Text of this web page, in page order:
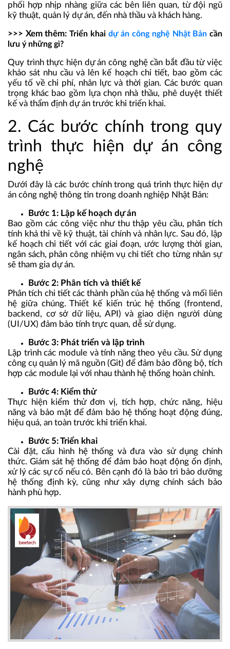
phối hợp nhịp nhàng giữa các bên liên quan, từ đội ngũ
kỹ thuật, quản lý dự án, đến nhà thầu và khách hàng.
>>> Xem thêm:Triển khai dự án công nghệ Nhật Bản cần
lưu ý những gì?
Quy trình thực hiện dự án công nghệ cần bắt đầu từ việc
khảo sát nhu cầu và lên kế hoạch chi tiết, bao gồm các
yếu tố về chi phí, nhân lực và thời gian. Các bước quan
trọng khác bao gồm lựa chọn nhà thầu, phê duyệt thiết
kế và thẩm định dự án trước khi triển khai​.
2. Các bước chính trong quy
trình thực hiện dự án công
nghệ
Dưới đây là các bước chính trong quá trình thực hiện dự
án công nghệ thông tin trong doanh nghiệp Nhật Bản:
Bước 1: Lập kế hoạch dự án
Bao gồm các công việc như thu thập yêu cầu, phân tích
tính khả thi về kỹ thuật, tài chính và nhân lực. Sau đó, lập
kế hoạch chi tiết với các giai đoạn, ước lượng thời gian,
ngân sách, phân công nhiệm vụ chi tiết cho từng nhân sự
sẽ tham gia dự án.
Bước 2: Phân tích và thiết kế
Phân tích chi tiết các thành phần của hệ thống và mối liên
hệ giữa chúng. Thiết kế kiến trúc hệ thống (frontend,
backend, cơ sở dữ liệu, API) và giao diện người dùng
(UI/UX) đảm bảo tính trực quan, dễ sử dụng.
Bước 3: Phát triển và lập trình
Lập trình các module và tính năng theo yêu cầu. Sử dụng
công cụ quản lý mã nguồn (Git) để đảm bảo đồng bộ, tích
hợp các module lại với nhau thành hệ thống hoàn chỉnh.
Bước 4: Kiểm thử
Thực hiện kiểm thử đơn vị, tích hợp, chức năng, hiệu
năng và bảo mật để đảm bảo hệ thống hoạt động đúng,
hiệu quả, an toàn trước khi triển khai.
Bước 5: Triển khai
Cài đặt, cấu hình hệ thống và đưa vào sử dụng chính
thức. Giám sát hệ thống để đảm bảo hoạt động ổn định,
xử lý các sự cố nếu có. Bên cạnh đó là bảo trì bảo dưỡng
hệ thống định kỳ, cũng như xây dựng chính sách bảo
hành phù hợp.